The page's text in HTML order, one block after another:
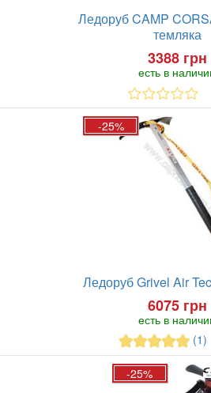
Ледоруб CAMP
темляка
3388 грн
есть в
-25%
Ледоруб Grivel Air
6075 грн
есть в
(1)
-25%